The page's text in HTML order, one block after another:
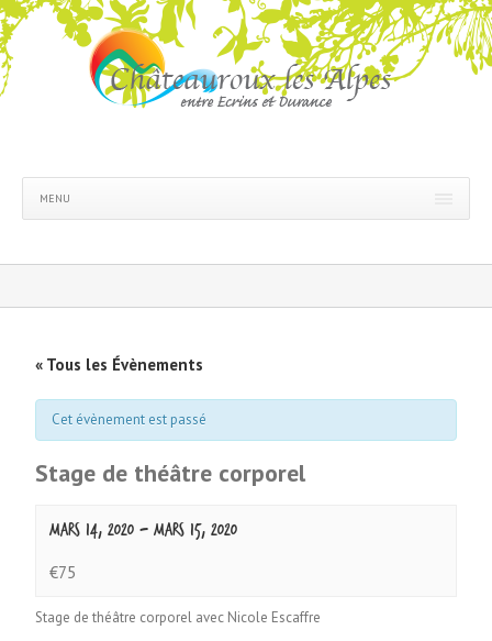
MENU
« Tous les Évènements
Cet évènement est passé
Stage de théâtre corporel
mars 14, 2020 - mars 15, 2020
€75
Stage de théâtre corporel avec Nicole Escaffre